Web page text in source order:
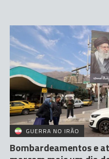
GUERRA NO IRÃO
Bombardeamentos e